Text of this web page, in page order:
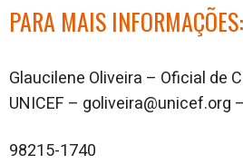
PARA MAIS INFORMAÇÕES:
Glaucilene Oliveira – Oficial de
UNICEF – goliveira@unicef.org
98215-1740